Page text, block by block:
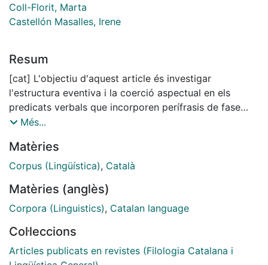
Coll-Florit, Marta
Castellón Masalles, Irene
Resum
[cat] L'objectiu d'aquest article és investigar
l'estructura eventiva i la coerció aspectual en els
predicats verbals que incorporen perífrasis de fase
inicial o incoatives. D'una banda, es presenta l'anàlisi
des del marc de la lingüística cognitiva. D'altra banda,
es realitza un estudi empíric per observar el
corpus real de la llengua. Els resultats indiquen que les
perífrasis incoatives mostren preferències
classe aspectual del verb amb el qual coapareixen. A
més, les dades demostren que les perífrasis incoatives
Més...
Matèries
Corpus (Lingüística), Català
Matèries (anglès)
Corpora (Linguistics), Catalan language
Col·leccions
Articles publicats en revistes (Filologia Catalana i